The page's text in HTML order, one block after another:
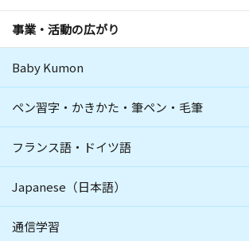
事業・活動の広がり
Baby Kumon
ペン習字・かきかた・筆ペン・毛筆
フランス語・ドイツ語
Japanese（日本語）
通信学習